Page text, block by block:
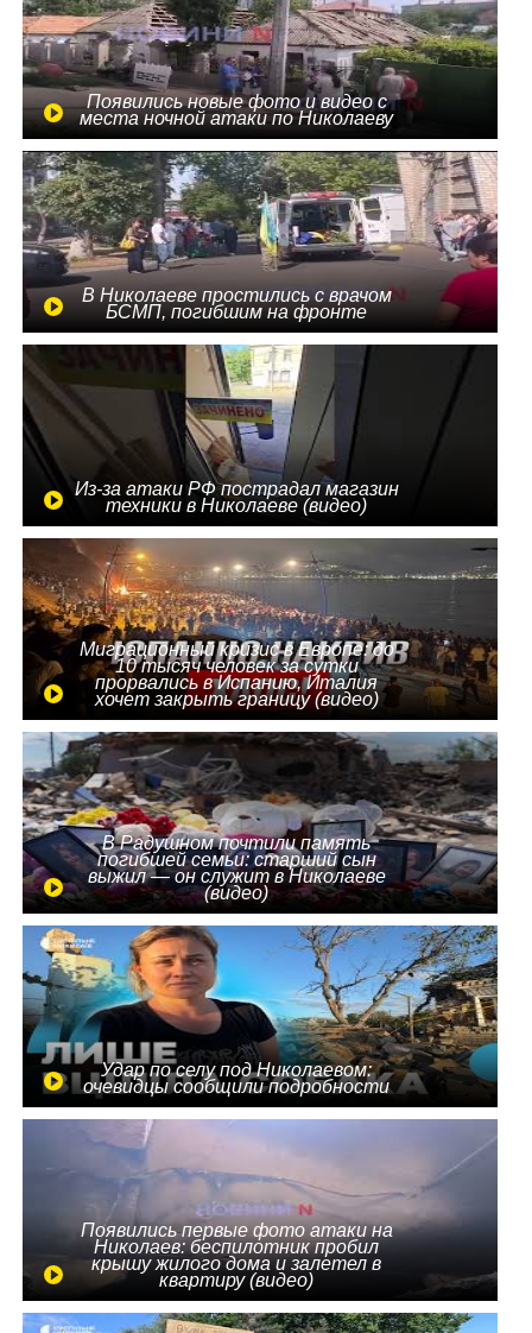
Появились новые фото и видео с
места ночной атаки по Николаеву
В Николаеве простились с врачом
БСМП, погибшим на фронте
Из-за атаки РФ пострадал магазин
техники в Николаеве (видео)
Миграционный кризис в Европе: до
10 тысяч человек за сутки
прорвались в Испанию, Италия
хочет закрыть границу (видео)
В Радушном почтили память
погибшей семьи: старший сын
выжил — он служит в Николаеве
(видео)
Удар по селу под Николаевом:
очевидцы сообщили подробности
Появились первые фото атаки на
Николаев: беспилотник пробил
крышу жилого дома и залетел в
квартиру (видео)